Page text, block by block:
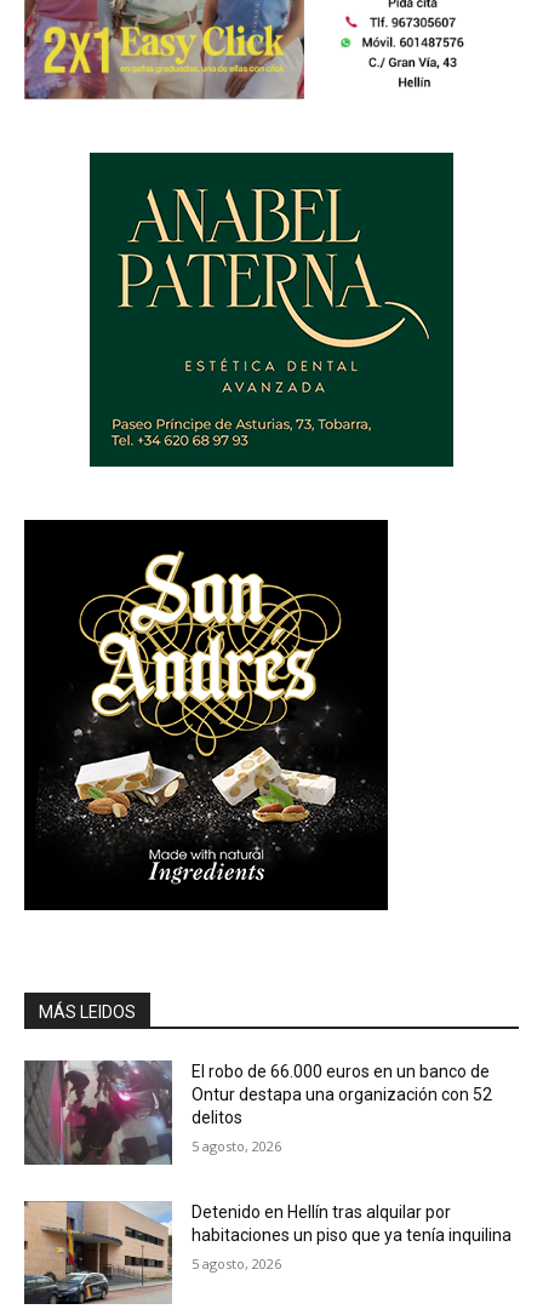
MÁS LEIDOS
El robo de 66.000 euros en un banco de
Ontur destapa una organización con 52
delitos
5 agosto, 2026
Detenido en Hellín tras alquilar por
habitaciones un piso que ya tenía inquilina
5 agosto, 2026